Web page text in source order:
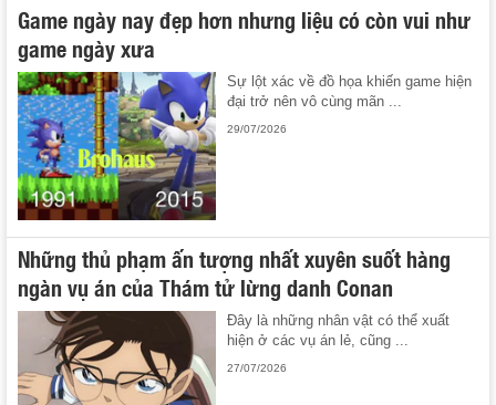
Game ngày nay đẹp hơn nhưng liệu có còn vui như
game ngày xưa
Sự lột xác về đồ họa khiến game hiện
đại trở nên vô cùng mãn ...
29/07/2026
Những thủ phạm ấn tượng nhất xuyên suốt hàng
ngàn vụ án của Thám tử lừng danh Conan
Đây là những nhân vật có thể xuất
hiện ở các vụ án lẻ, cũng ...
27/07/2026